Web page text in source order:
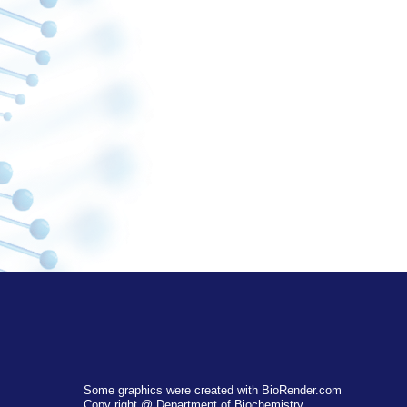
Some graphics were created with BioRender.com